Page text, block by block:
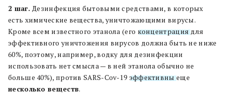
2 шаг.Дезинфекция бытовыми средствами, в которых
есть химические вещества, уничтожающими вирусы.
Кроме всем известного этанола (его концентрациядля
эффективного уничтожения вирусов должна быть не ниже
60%, поэтому, например, водку для дезинфекции
использовать нет смысла — в ней этанола обычно не
больше 40%), против SARS-Cov-19 эффективныеще
несколько веществ.